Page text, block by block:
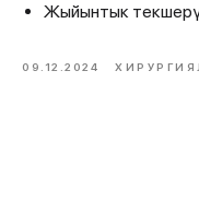
Жыйынтык
09.12.2024